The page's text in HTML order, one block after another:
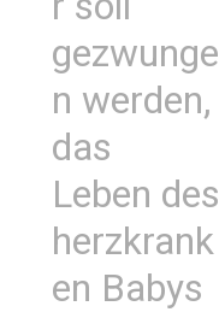
gezwunge
n werden,
das
Leben des
herzkrank
en Babys